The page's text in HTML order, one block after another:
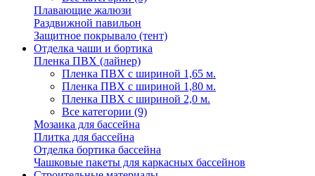
Плавающие жалюзи
Раздвижной павильон
Защитное покрывало (тент)
Отделка чаши и бортика
Пленка ПВХ (лайнер)
Пленка ПВХ с шириной 1,65 м.
Пленка ПВХ с шириной 1,80 м.
Пленка ПВХ с шириной 2,0 м.
Все категории (9)
Мозаика для бассейна
Плитка для бассейна
Отделка бортика бассейна
Чашковые пакеты для каркасных бассейнов